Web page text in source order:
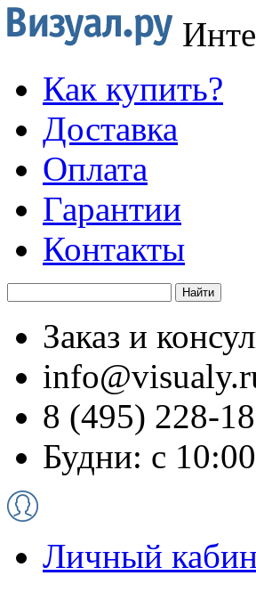
Как купить?
Доставка
Оплата
Гарантии
Контакты
Заказ и
8 (495) 228-
Будни: с
Личный